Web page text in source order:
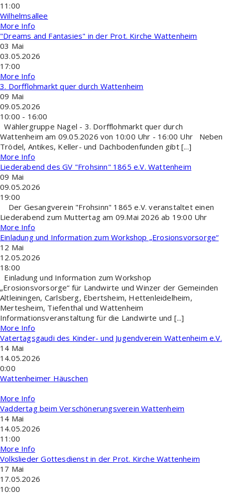
11:00
Wilhelmsallee
More Info
"Dreams and Fantasies" in der Prot. Kirche Wattenheim
03 Mai
03.05.2026
17:00
More Info
3. Dorfflohmarkt quer durch Wattenheim
09 Mai
09.05.2026
10:00 - 16:00
Wählergruppe Nagel - 3. Dorfflohmarkt quer durch
Wattenheim am 09.05.2026 von 10:00 Uhr - 16:00 Uhr Neben
Trödel, Antikes, Keller- und Dachbodenfunden gibt [...]
More Info
Liederabend des GV "Frohsinn" 1865 e.V. Wattenheim
09 Mai
09.05.2026
19:00
Der Gesangverein "Frohsinn" 1865 e.V. veranstaltet einen
Liederabend zum Muttertag am 09.Mai 2026 ab 19:00 Uhr
More Info
Einladung und Information zum Workshop „Erosionsvorsorge“
12 Mai
12.05.2026
18:00
Einladung und Information zum Workshop
„Erosionsvorsorge“ für Landwirte und Winzer der Gemeinden
Altleiningen, Carlsberg, Ebertsheim, Hettenleidelheim,
Mertesheim, Tiefenthal und Wattenheim
Informationsveranstaltung für die Landwirte und [...]
More Info
Vatertagsgaudi des Kinder- und Jugendverein Wattenheim e.V.
14 Mai
14.05.2026
0:00
Wattenheimer Häuschen
More Info
Vaddertag beim Verschönerungsverein Wattenheim
14 Mai
14.05.2026
11:00
More Info
Volkslieder Gottesdienst in der Prot. Kirche Wattenheim
17 Mai
17.05.2026
10:00